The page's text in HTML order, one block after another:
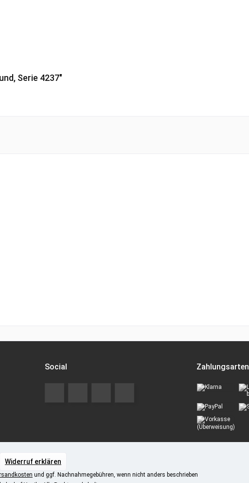
Serie 4237"
Social Zahlungsarten
Widerruf erklären
und ggf. Nachnahmegebühren, wenn nicht anders beschrieben